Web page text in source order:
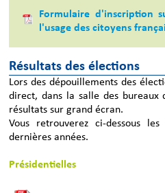
Formulaire d'inscription
l'usage des citoyens
Résultats des élections
Lors des dépouillements des
direct, dans la salle des bureaux
résultats sur grand écran.
Vous retrouverez ci-dessous
dernières années.
Présidentielles